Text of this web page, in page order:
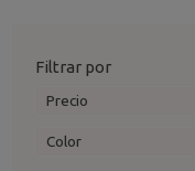
Filtrar por
Precio
Color